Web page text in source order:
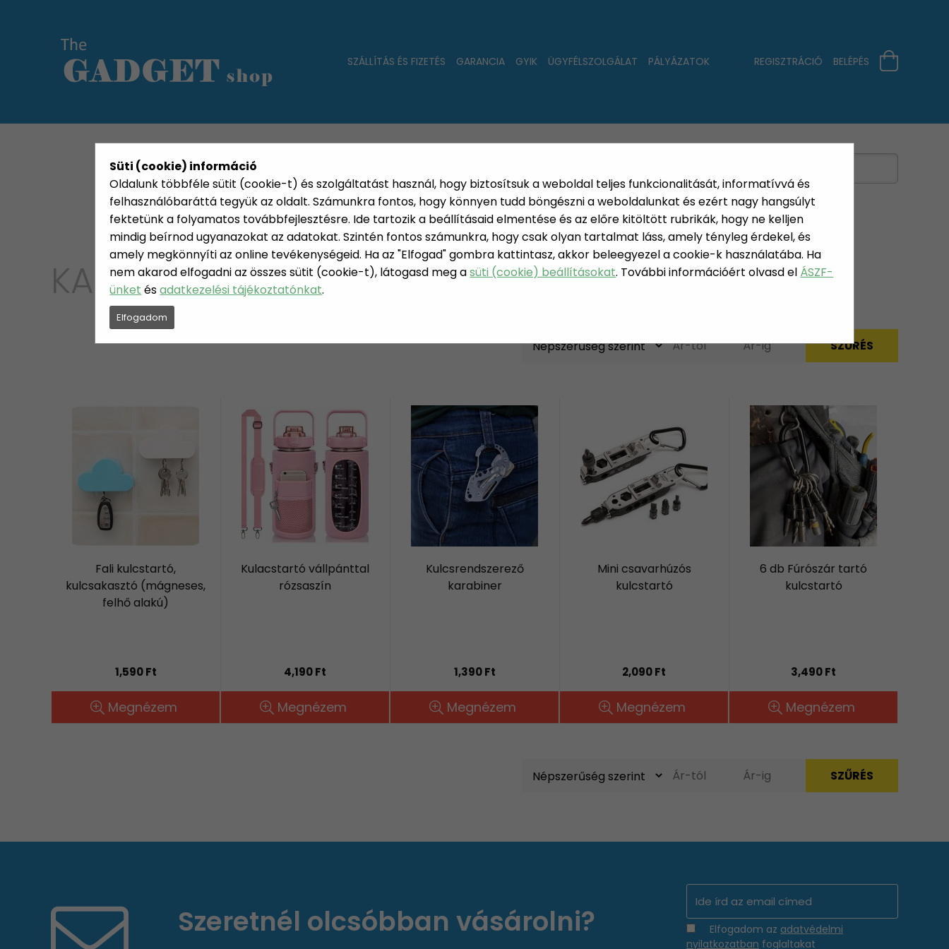
Süti (cookie) információ
Oldalunk többféle sütit (cookie-t) és szolgáltatást használ, hogy biztosítsuk a weboldal teljes funkcionalitását, informatívvá és
felhasználóbaráttá tegyük az oldalt. Számunkra fontos, hogy könnyen tudd böngészni a weboldalunkat és ezért nagy hangsúlyt
fektetünk a folyamatos továbbfejlesztésre. Ide tartozik a beállításaid elmentése és az előre kitöltött rubrikák, hogy ne kelljen
mindig beírnod ugyanazokat az adatokat. Szintén fontos számunkra, hogy csak olyan tartalmat láss, amely tényleg érdekel, és
amely megkönnyíti az online tevékenységeid. Ha az "Elfogad" gombra kattintasz, akkor beleegyezel a cookie-k használatába. Ha
nem akarod elfogadni az összes sütit (cookie-t), látogasd meg asüti (cookie) beállításokat. További információért olvasd el ÁSZF-
ünket ésadatkezelési tájékoztatónkat.
Elfogadom
SZÁLLÍTÁS ÉS FIZETÉS GARANCIA GYIK ÜGYFÉLSZOLGÁLAT PÁLYÁZATOK REGISZTRÁCIÓ BELÉPÉS
KATEGÓRIÁK HETI AJÁNLAT
PÁRSZÁZAS
KATEGÓRIA HASZNOS HÉTKÖZNAPI TERMÉKEK KULCSTARTÓK
Fali kulcstartó,
kulcsakasztó (mágneses,
felhő alakú)
1,590 Ft
Megnézem
Kulacstartó vállpánttal
rózsaszín
4,190 Ft
Megnézem
Kulcsrendszerező
karabiner
1,390 Ft
Megnézem
Mini csavarhúzós
kulcstartó
2,090 Ft
Megnézem
6 db Fúrószár tartó
kulcstartó
3,490 Ft
Megnézem
Szeretnél olcsóbban vásárolni? Elfogadom az adatvédelmi
nyilatkozatban foglaltakat